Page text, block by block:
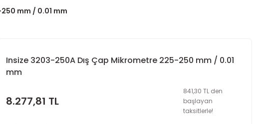
mm / 0.01 mm
Insize 3203-250A Dış Çap Mikrometre 225-250 mm / 0.01
mm
8.277,81 TL
841,30 TL den
başlayan
taksitlerle!